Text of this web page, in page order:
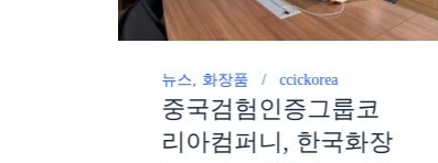
뉴스 화장품 ccickorea
중국검험인증그룹코
리아컴퍼니, 한국화장